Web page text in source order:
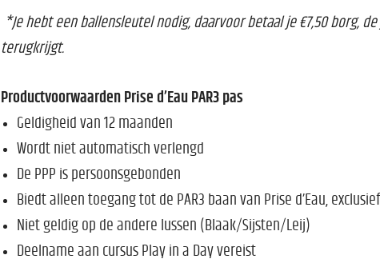
*Je hebt een ballensleutel nodig, daarvoor betaal je €7,50 borg,
terugkrijgt.
Productvoorwaarden Prise d’Eau PAR3 pas
Geldigheid van 12 maanden
Wordt niet automatisch verlengd
De PPP is persoonsgebonden
Biedt alleen toegang tot de PAR3 baan van Prise d’Eau,
Niet geldig op de andere lussen (Blaak/Sijsten/Leij)
Deelname aan cursus Play in a Day vereist